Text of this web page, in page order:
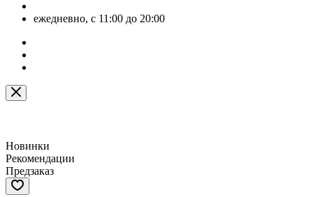
ежедневно, с 11:00 до 20:00
Виниловые пластинки и Hi-Fi
Новинки
Рекомендации
Предзаказ